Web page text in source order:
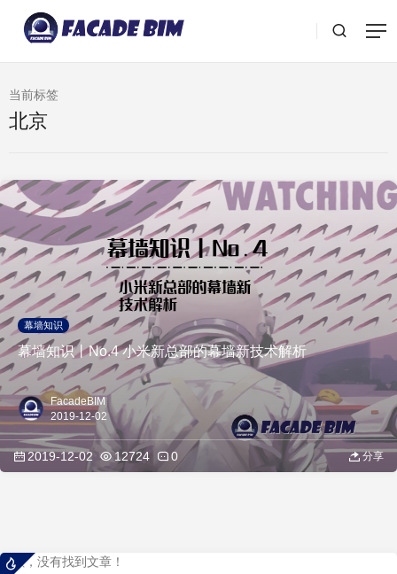
当前标签
北京
幕墙知识
幕墙知识丨No.4 小米新总部的幕墙新技术解析
FacadeBIM
2019-12-02
2019-12-02 12724 0 分享
抱歉，没有找到文章！